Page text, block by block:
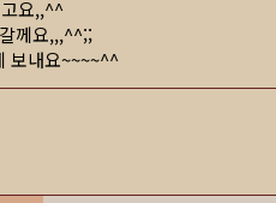
요,,^^
께요,,,^^;;
보내요~~~~^^